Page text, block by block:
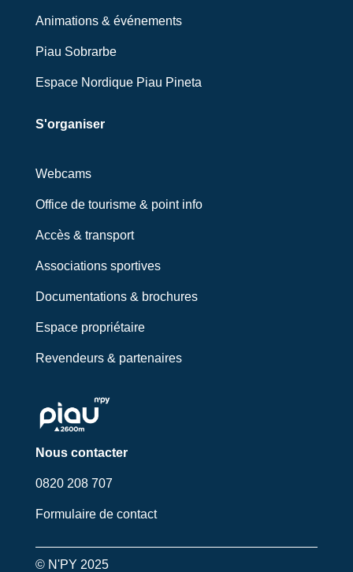
Animations & événements
Piau Sobrarbe
Espace Nordique Piau Pineta
S'organiser
Webcams
Office de tourisme & point info
Accès & transport
Associations sportives
Documentations & brochures
Espace propriétaire
Revendeurs & partenaires
Nous contacter
0820 208 707
Formulaire de contact
© N'PY 2025